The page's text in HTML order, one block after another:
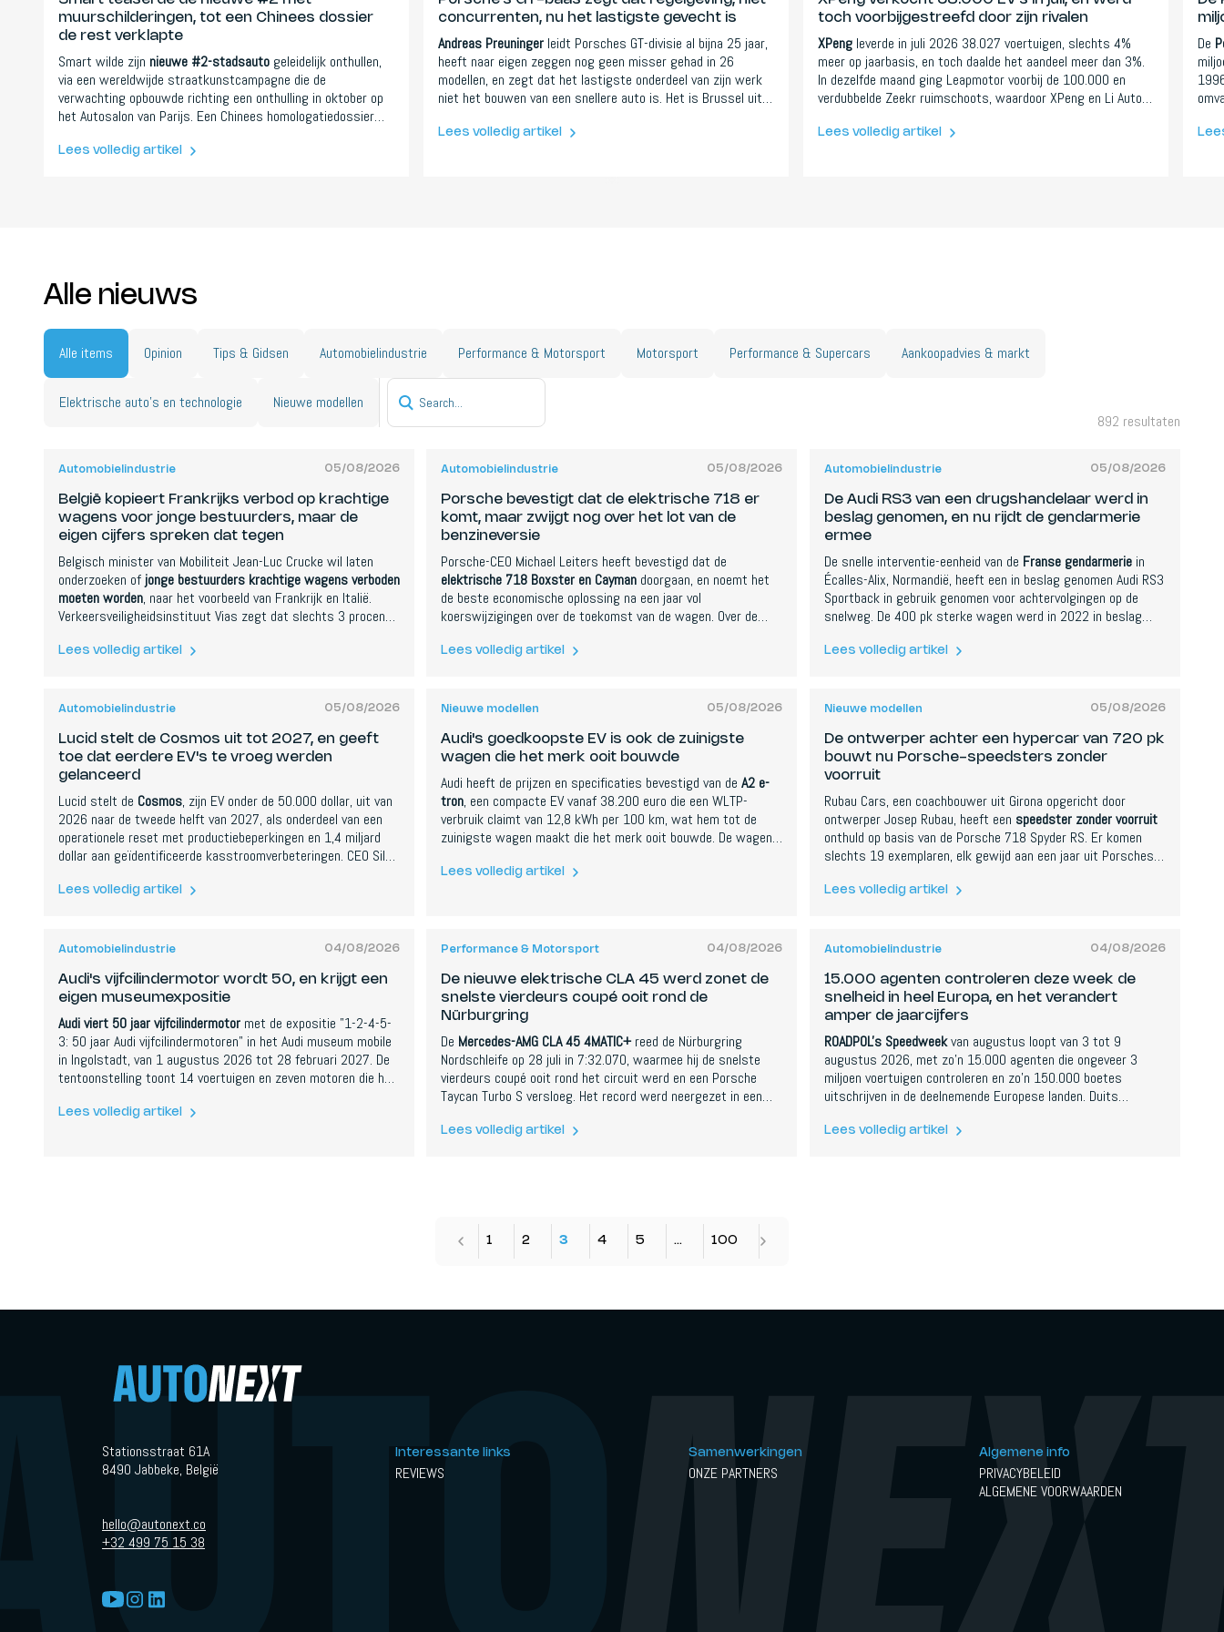
muurschilderingen, tot een Chinees dossier
de rest verklapte
Smart wilde zijn nieuwe #2-stadsauto geleidelijk onthullen,
via een wereldwijde straatkunstcampagne die de
verwachting opbouwde richting een onthulling in oktober op
het Autosalon van Parijs. Een Chinees homologatiedossier
specificatieblad.
Lees volledig artikel
concurrenten, nu het lastigste gevecht is
Andreas Preuninger leidt Porsches GT-divisie al bijna 25 jaar,
heeft naar eigen zeggen nog geen misser gehad in 26
modellen, en zegt dat het lastigste onderdeel van zijn werk
niet het bouwen van een snellere auto is. Het is Brussel uit
Lees volledig artikel
toch voorbijgestreefd door zijn rivalen
XPeng leverde in juli 2026 38.027 voertuigen, slechts 4%
meer op jaarbasis, en toch daalde het aandeel meer dan 3%.
In dezelfde maand ging Leapmotor voorbij de 100.000 en
verdubbelde Zeekr ruimschoots, waardoor XPeng en Li Auto
gestokt. Het echte verhaal is niet China tegen het Westen,
Lees volledig artikel
De
Alle nieuws
Alle items Opinion Tips & Gidsen Automobielindustrie Performance & Motorsport Motorsport Performance & Supercars Aankoopadvies & markt
Elektrische auto's en technologie
Nieuwe modellen
892 resultaten
Automobielindustrie 05/08/2026
België kopieert Frankrijks verbod op krachtige
wagens voor jonge bestuurders, maar de
eigen cijfers spreken dat tegen
Belgisch minister van Mobiliteit Jean-Luc Crucke wil laten
onderzoeken of jonge bestuurders krachtige wagens verboden
moeten worden, naar het voorbeeld van Frankrijk en Italië.
Verkeersveiligheidsinstituut Vias zegt dat slechts 3 procent
een wagen boven 200 pk betreft, tegenover 6 procent bij de
Lees volledig artikel
Automobielindustrie 05/08/2026
Porsche bevestigt dat de elektrische 718 er
komt, maar zwijgt nog over het lot van de
benzineversie
Porsche-CEO Michael Leiters heeft bevestigd dat de
elektrische 718 Boxster en Cayman doorgaan, en noemt het
de beste economische oplossing na een jaar vol
koerswijzigingen over de toekomst van de wagen. Over de
hij niets.
Lees volledig artikel
Automobielindustrie 05/08/2026
De Audi RS3 van een drugshandelaar werd in
beslag genomen, en nu rijdt de gendarmerie
ermee
De snelle interventie-eenheid van de Franse gendarmeriein
Écalles-Alix, Normandië, heeft een in beslag genomen Audi RS3
Sportback in gebruik genomen voor achtervolgingen op de
snelweg. De 400 pk sterke wagen werd in 2022 in beslag
omgebouwd voor politiegebruik.
Lees volledig artikel
Automobielindustrie 05/08/2026
Lucid stelt de Cosmos uit tot 2027, en geeft
toe dat eerdere EV's te vroeg werden
gelanceerd
Lucid stelt de Cosmos, zijn EV onder de 50.000 dollar, uit van
2026 naar de tweede helft van 2027, als onderdeel van een
operationele reset met productiebeperkingen en 1,4 miljard
dollar aan geïdentificeerde kasstroomverbeteringen. CEO Silvio
werden gelanceerd, en dat hij die fout niet wil herhalen.
Lees volledig artikel
Nieuwe modellen 05/08/2026
Audi's goedkoopste EV is ook de zuinigste
wagen die het merk ooit bouwde
Audi heeft de prijzen en specificaties bevestigd van deA2 e-
tron, een compacte EV vanaf 38.200 euro die een WLTP-
verbruik claimt van 12,8 kWh per 100 km, wat hem tot de
zuinigste wagen maakt die het merk ooit bouwde. De wagen
Lees volledig artikel
Nieuwe modellen 05/08/2026
De ontwerper achter een hypercar van 720 pk
bouwt nu Porsche-speedsters zonder
voorruit
Rubau Cars, een coachbouwer uit Girona opgericht door
ontwerper Josep Rubau, heeft een speedster zonder voorruit
onthuld op basis van de Porsche 718 Spyder RS. Er komen
slechts 19 exemplaren, elk gewijd aan een jaar uit Porsches
Lees volledig artikel
Automobielindustrie 04/08/2026
Audi's vijfcilindermotor wordt 50, en krijgt een
eigen museumexpositie
Audi viert 50 jaar vijfcilindermotor met de expositie "1-2-4-5-
3: 50 jaar Audi vijfcilindermotoren" in het Audi museum mobile
in Ingolstadt, van 1 augustus 2026 tot 28 februari 2027. De
tentoonstelling toont 14 voertuigen en zeven motoren die het
RS.
Lees volledig artikel
Performance & Motorsport 04/08/2026
De nieuwe elektrische CLA 45 werd zonet de
snelste vierdeurs coupé ooit rond de
Nürburgring
De Mercedes-AMG CLA 45 4MATIC+reed de Nürburgring
Nordschleife op 28 juli in 7:32.070, waarmee hij de snelste
vierdeurs coupé ooit rond het circuit werd en een Porsche
Taycan Turbo S versloeg. Het record werd neergezet in een
motoren en 680 pk.
Lees volledig artikel
Automobielindustrie 04/08/2026
15.000 agenten controleren deze week de
snelheid in heel Europa, en het verandert
amper de jaarcijfers
ROADPOL's Speedweekvan augustus loopt van 3 tot 9
augustus 2026, met zo'n 15.000 agenten die ongeveer 3
miljoen voertuigen controleren en zo'n 150.000 boetes
uitschrijven in de deelnemende Europese landen. Duits
vermindering van ongevallen niet langer duurt dan de
Lees volledig artikel
1 2 3 4 5 … 100
Stationsstraat 61A
8490 Jabbeke, België
hello@autonext.co
+32 499 75 15 38
Interessante links
REVIEWS
Samenwerkingen
ONZE PARTNERS
Algemene info
PRIVACYBELEID
ALGEMENE VOORWAARDEN